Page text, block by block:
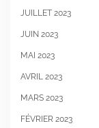
JUILLET 2023
JUIN 2023
MAI 2023
AVRIL 2023
MARS 2023
FÉVRIER 2023